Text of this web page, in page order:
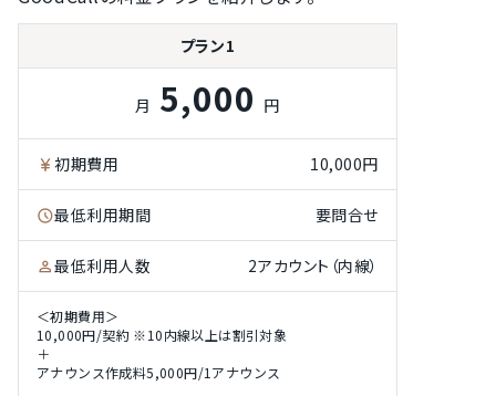
プラン1
月 5,000 円
初期費用 10,000円
最低利用期間 要問合せ
最低利用人数 2アカウント（内線）
＜初期費用＞
10,000円/契約 ※10内線以上は割引対象
＋
アナウンス作成料5,000円/1アナウンス